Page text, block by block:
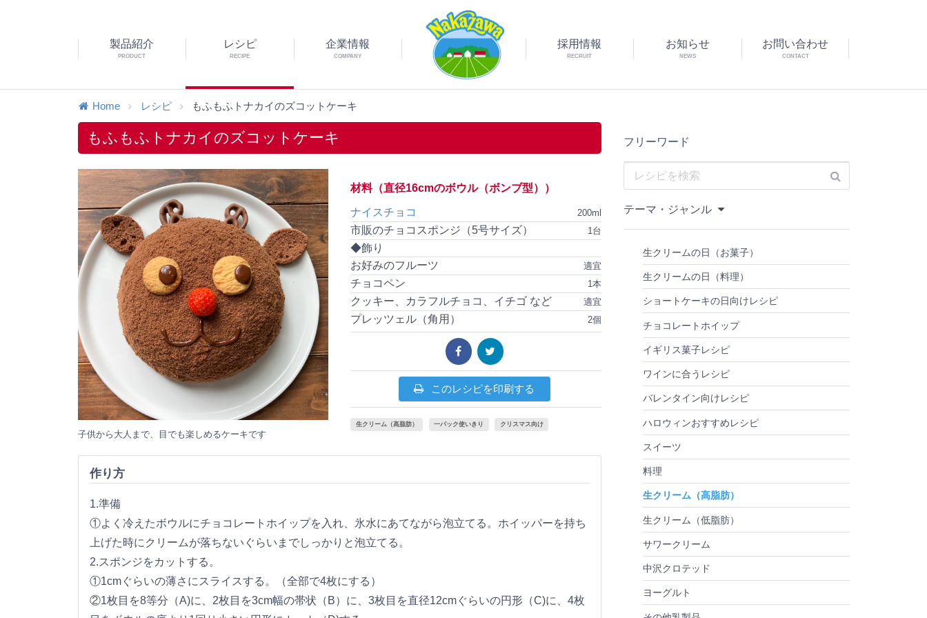
製品紹介
PRODUCT
レシピ
RECIPE
企業情報
COMPANY
採用情報
RECRUIT
お知らせ
NEWS
お問い合わせ
CONTACT
Home レシピ もふもふトナカイのズコットケーキ
もふもふトナカイのズコットケーキ
子供から大人まで、目でも楽しめるケーキです
材料（直径16cmのボウル（ボンブ型））
200ml
ナイスチョコ
1台
市販のチョコスポンジ（5号サイズ）
◆飾り
適宜
お好みのフルーツ
1本
チョコペン
適宜
クッキー、カラフルチョコ、イチゴ など
2個
プレッツェル（角用）
このレシピを印刷する
生クリーム（高脂肪） 一パック使いきり クリスマス向け
作り方
1.準備
①よく冷えたボウルにチョコレートホイップを入れ、氷水にあてながら泡立てる。ホイッパーを持ち
上げた時にクリームが落ちないぐらいまでしっかりと泡立てる。
2.スポンジをカットする。
①1cmぐらいの薄さにスライスする。（全部で4枚にする）
②1枚目を8等分（A)に、2枚目を3cm幅の帯状（B）に、3枚目を直径12cmぐらいの円形（C)に、4枚
フリーワード
テーマ・ジャンル
生クリームの日（お菓子）
生クリームの日（料理）
ショートケーキの日向けレシピ
チョコレートホイップ
イギリス菓子レシピ
ワインに合うレシピ
バレンタイン向けレシピ
ハロウィンおすすめレシピ
スイーツ
料理
生クリーム（高脂肪）
生クリーム（低脂肪）
サワークリーム
中沢クロテッド
ヨーグルト